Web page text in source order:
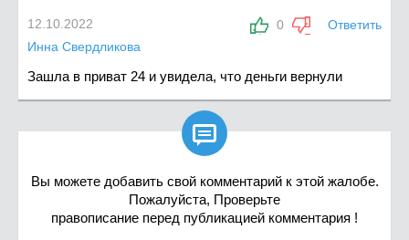
0 Ответить
12.10.2022
Инна Свердликова
Зашла в приват 24 и увидела, что деньги вернули

Вы можете добавить свой комментарий к этой жалобе.
Пожалуйста, Проверьте
правописание перед публикацией комментария !